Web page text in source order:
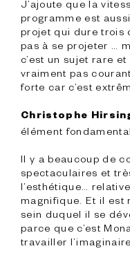
J’ajoute que la
programme est
projet qui dure trois
pas à se projeter …
c’est un sujet rare
vraiment pas
forte car c’est
Christophe
élément
Il y a beaucoup de
spectaculaires et
l’esthétique…
magnifique. Et il est
sein duquel il se
parce que c’est
travailler